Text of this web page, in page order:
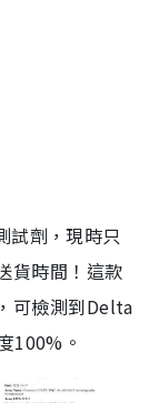
試劑，現時只
貨時間！這款
可檢測到Delta
100%。